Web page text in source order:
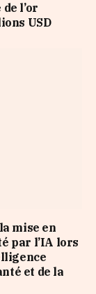
l’or
USD
mise en
par l’IA lors
et de la